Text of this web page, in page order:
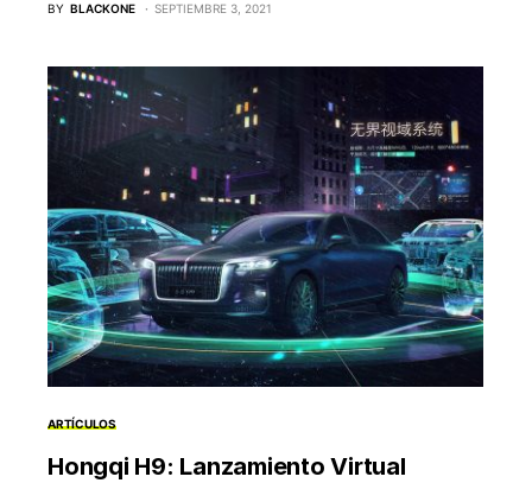
BY BLACKONE SEPTIEMBRE 3, 2021
ARTÍCULOS
Hongqi H9: Lanzamiento Virtual